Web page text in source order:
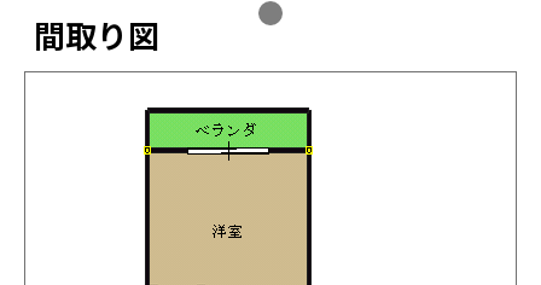
間取り図